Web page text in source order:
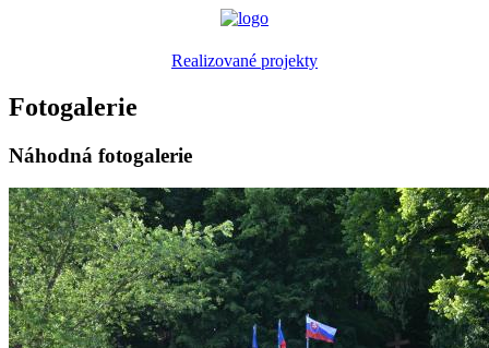
Realizované projekty
Fotogalerie
Náhodná fotogalerie